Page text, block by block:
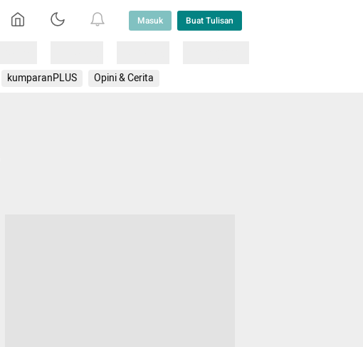
Masuk Buat Tulisan
kumparanPLUS Opini & Cerita